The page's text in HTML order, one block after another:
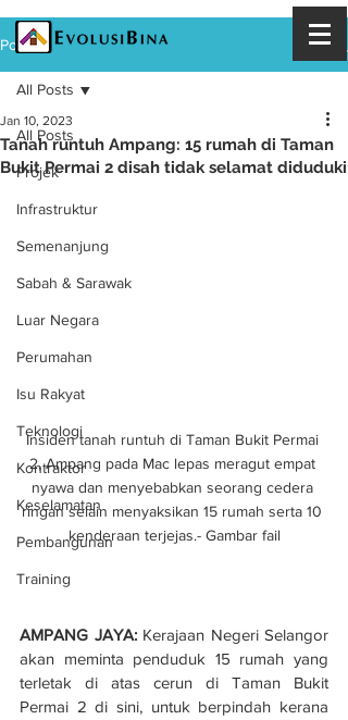
Post
All Posts
Projek
Infrastruktur
Semenanjung
Sabah & Sarawak
Luar Negara
Perumahan
Isu Rakyat
Teknologi
Kontraktor
Keselamatan
Pembangunan
Training
All Posts
Tanah runtuh Ampang: 15 rumah di Taman
Bukit Permai 2 disah tidak selamat diduduki
Jan 10, 2023
Insiden tanah runtuh di Taman Bukit Permai
2, Ampang pada Mac lepas meragut empat
nyawa dan menyebabkan seorang cedera
ringan selain menyaksikan 15 rumah serta 10
kenderaan terjejas.- Gambar fail
AMPANG JAYA: Kerajaan Negeri Selangor
akan meminta penduduk 15 rumah yang
terletak di atas cerun di Taman Bukit
Permai 2 di sini, untuk berpindah kerana